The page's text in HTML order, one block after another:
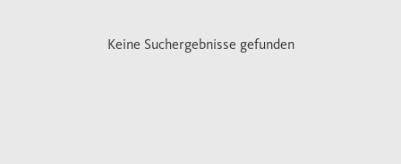
Keine Suchergebnisse gefunden